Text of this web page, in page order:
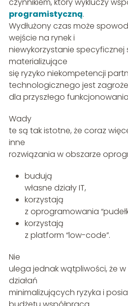
czynnikiem, który wykluczy
programistyczną.
Wydłużony czas może
wejście na rynek i
niewykorzystanie specyficznej
materializujące
się ryzyko niekompetencji
technologicznego jest
dla przyszłego
Wady
te są tak istotne, że coraz
inne
rozwiązania w obszarze
budują
własne działy IT,
korzystają
z oprogramowania
korzystają
z platform “low-code”.
Nie
ulega jednak wątpliwości, że
działań
minimalizujących ryzyka i